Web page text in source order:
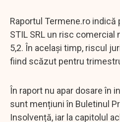
Raportul Termene.ro indică
STIL SRL un risc comercial
5,2. În același timp, riscul
fiind scăzut pentru
În raport nu apar dosare în
sunt mențiuni în Buletinul
Insolvență, iar la capitolul